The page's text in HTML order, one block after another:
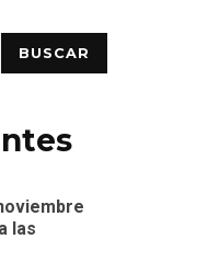
BUSCAR
las